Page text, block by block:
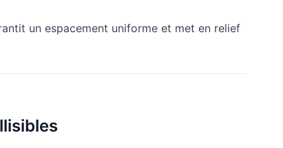
un espacement uniforme et met en relief